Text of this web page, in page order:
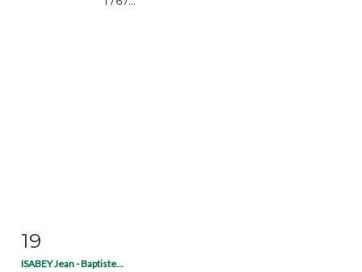
19
ISABEY Jean - Baptiste...